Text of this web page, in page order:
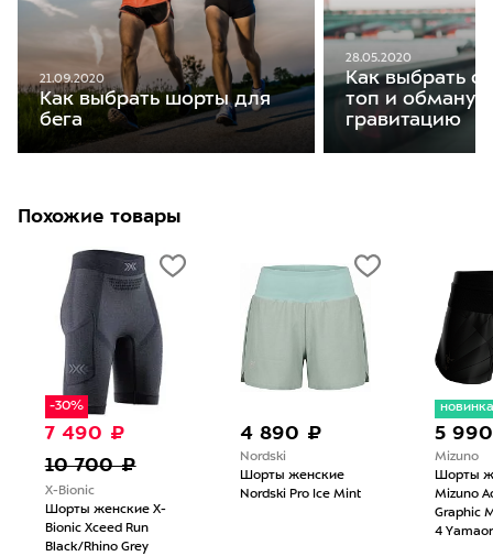
21.09.2020
Как выбрать шорты для
бега
28.05.2020
Как выбрать
топ и
гравитацию
Похожие товары
-30%
7 490 ₽
10 700 ₽
X-Bionic
Шорты женские X-
Bionic Xceed Run
Black/Rhino Grey
4 890 ₽
Nordski
Шорты женские
Nordski Pro Ice Mint
новинка
5
Mizuno
Шорты
Mizuno
Graphic
4